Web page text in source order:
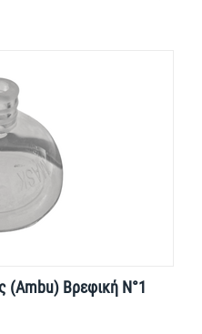
(Ambu) Βρεφική Ν°1